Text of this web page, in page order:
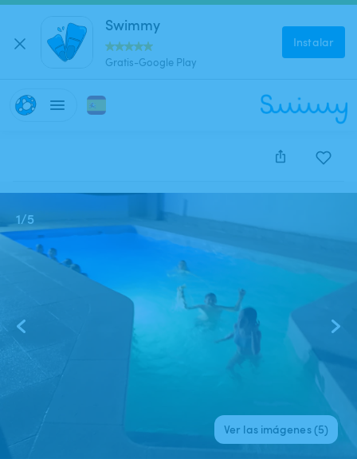
Swimmy
Gratis-Google Play
Instalar
1/5
Ver las imágenes (5)